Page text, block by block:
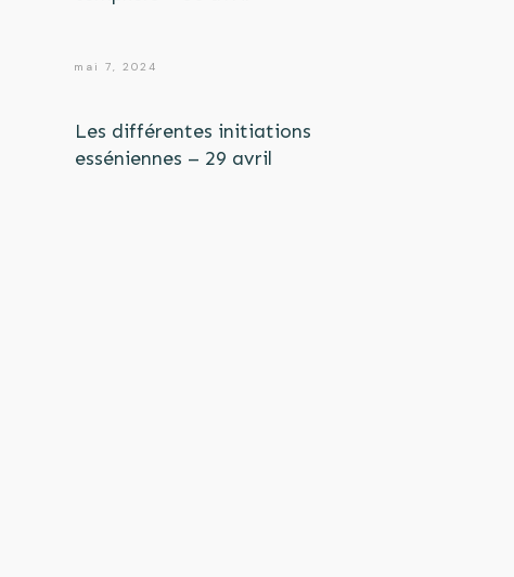
mai 7, 2024
Les différentes initiations
esséniennes – 29 avril